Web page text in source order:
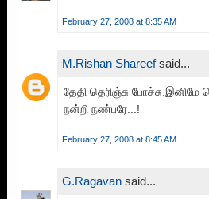
February 27, 2008 at 8:35 AM
M.Rishan Shareefsaid...
தேதி தெரிஞ்சு
நன்றி நண்பரே...!
February 27, 2008 at 8:45 AM
G.Ragavan said...